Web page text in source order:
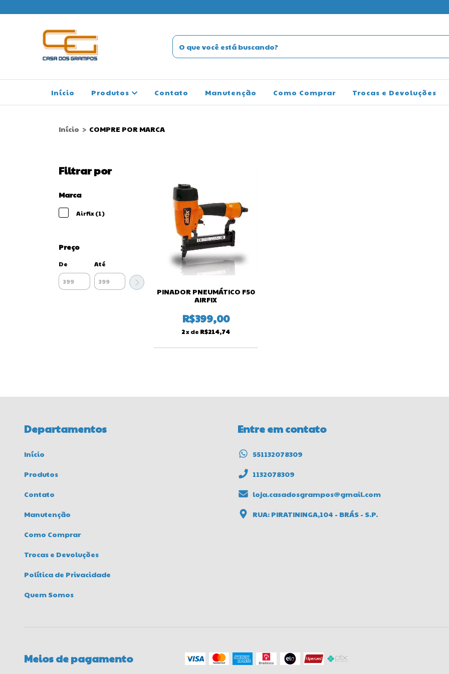
Início Produtos Contato Manutenção Como Comprar Trocas e Devoluções
Início > COMPRE POR MARCA
Filtrar por
Marca
Airfix (1)
Preço
De Até
PINADOR PNEUMÁTICO F50
AIRFIX
R$399,00
2x de R$214,74
Departamentos
Início
Produtos
Contato
Manutenção
Como Comprar
Trocas e Devoluções
Política de Privacidade
Quem Somos
Entre em contato
551132078309
1132078309
loja.casadosgrampos@gmail.com
RUA: PIRATININGA,104 - BRÁS - S.P.
Meios de pagamento